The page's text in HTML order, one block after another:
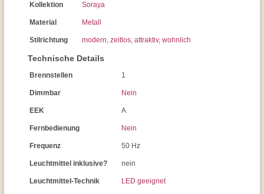
Kollektion Soraya
Material Metall
Stilrichtung modern, zeitlos, attraktiv, wohnlich
Technische Details
Brennstellen 1
Dimmbar Nein
EEK A
Fernbedienung Nein
Frequenz 50 Hz
Leuchtmittel inklusive? nein
Leuchtmittel-Technik LED geeignet